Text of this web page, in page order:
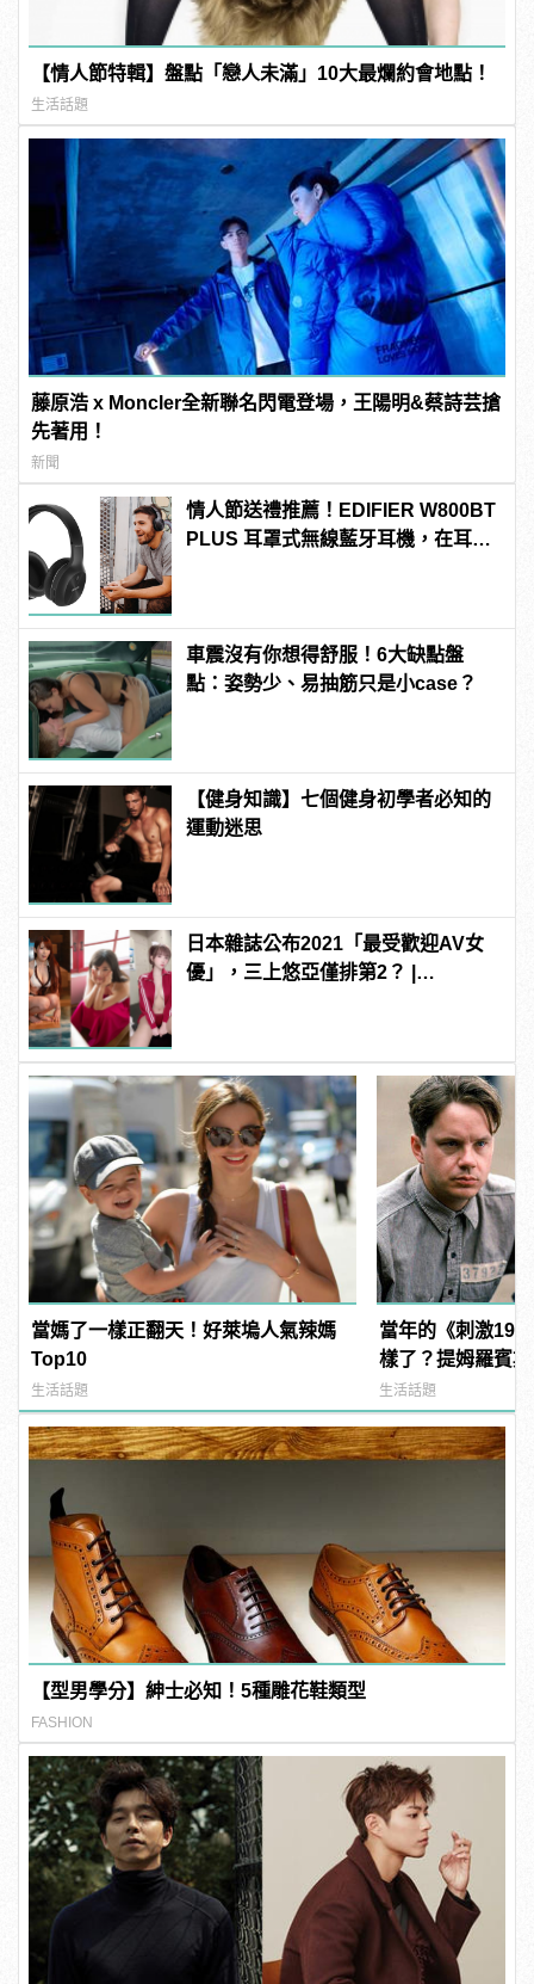
【情人節特輯】盤點「戀人未滿」10大最爛約會地點！
生活話題
藤原浩 x Moncler全新聯名閃電登場，王陽明&蔡詩芸搶
先著用！
新聞
情人節送禮推薦！EDIFIER W800BT
PLUS 耳罩式無線藍牙耳機，在耳邊
車震沒有你想得舒服！6大缺點盤
點：姿勢少、易抽筋只是小case？
【健身知識】七個健身初學者必知的
運動迷思
日本雜誌公布2021「最受歡迎AV女
優」，三上悠亞僅排第2？ |
當媽了一樣正翻天！好萊塢人氣辣媽
Top10
生活話題
當年的《刺激
樣了？提姆羅賓
驚：快認不出來！
生活話題
【型男學分】紳士必知！5種雕花鞋類型
FASHION